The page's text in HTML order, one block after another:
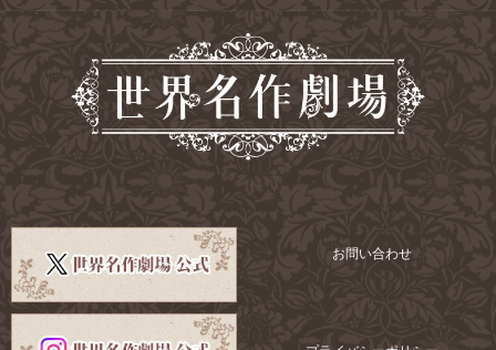
お問い合わせ